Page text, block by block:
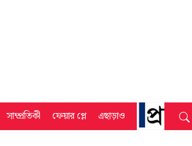
সাম্প্রতিকী ফেয়ার প্লে এছাড়াও